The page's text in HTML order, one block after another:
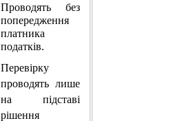
Проводять без
попередження
платника
податків.
Перевірку
проводять лише
на підставі
рішення